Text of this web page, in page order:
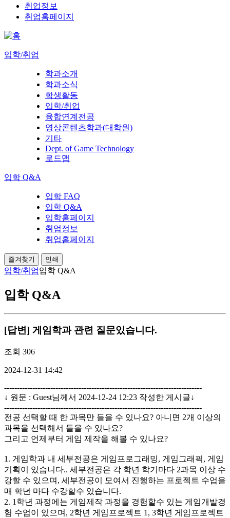
취업정보
취업홈페이지
입학/취업
학과소개
학과소식
학생활동
입학/취업
융합연계전공
영상콘텐츠학과(대학원)
기타
Dept. of Game Technology
로드맵
입학 Q&A
입학 FAQ
입학 Q&A
입학홈페이지
취업정보
취업홈페이지
즐겨찾기 인쇄
입학/취업입학 Q&A
입학 Q&A
[답변] 게임학과 관련 질문있습니다.
조회 306
2024-12-31 14:42
-----------------------------------------------------------------------------
↓ 원문 : Guest님께서 2024-12-24 12:23 작성한 게시글↓
-----------------------------------------------------------------------------
전공 선택할 때 한 과목만 들을 수 있나요? 아니면 2개 이상의
과목을 선택해서 들을 수 있나요?
그리고 언제부터 게임 제작을 해볼 수 있나요?
1. 게임학과 내 세부전공은 게임프로그래밍, 게임그래픽, 게임
기획이 있습니다.. 세부전공은 각 학년 학기마다 2과목 이상 수
강할 수 있으며, 세부전공이 모여서 진행하는 프로젝트 수업을
매 학년 마다 수강할수 있습니다.
2. 1학년 과정에는 게임제작 과정을 경험할수 있는 게임개발경
험 수업이 있으며, 2학년 게임프로젝트 1, 3학년 게임프로젝트